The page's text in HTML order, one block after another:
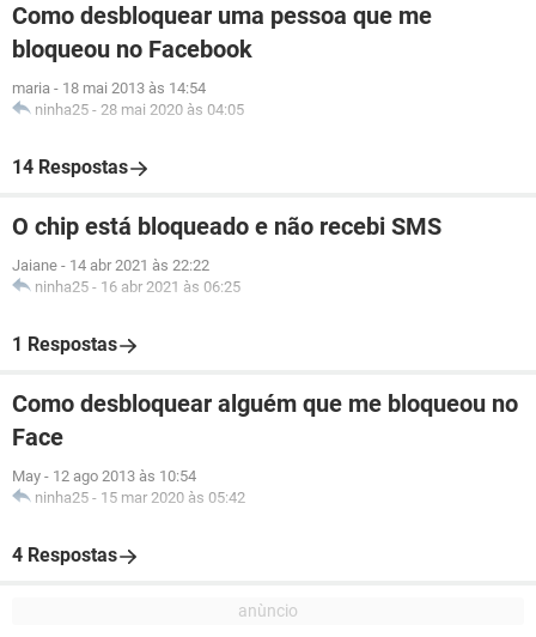
Como desbloquear uma pessoa que me
bloqueou no Facebook
maria - 18 mai 2013 às 14:54
ninha25 - 28 mai 2020 às 04:05
14 Respostas
O chip está bloqueado e não recebi SMS
Jaiane - 14 abr 2021 às 22:22
ninha25 - 16 abr 2021 às 06:25
1 Respostas
Como desbloquear alguém que me bloqueou no
Face
May - 12 ago 2013 às 10:54
ninha25 - 15 mar 2020 às 05:42
4 Respostas